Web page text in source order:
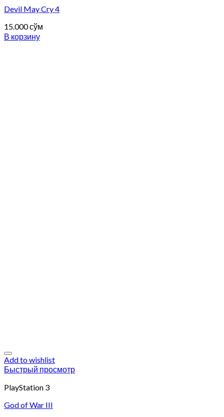
Devil May Cry 4
15.000сўм
В корзину
Add to wishlist
Быстрый просмотр
PlayStation 3
God of War III